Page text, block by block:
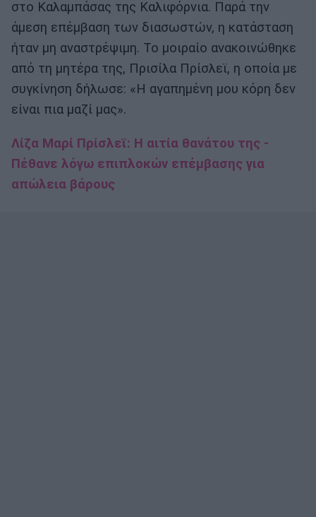
στο Καλαμπάσας της Καλιφόρνια. Παρά την
άμεση επέμβαση των διασωστών, η κατάσταση
ήταν μη αναστρέψιμη. Το μοιραίο ανακοινώθηκε
από τη μητέρα της, Πρισίλα Πρίσλεϊ, η οποία με
συγκίνηση δήλωσε: «Η αγαπημένη μου κόρη δεν
είναι πια μαζί μας».
Λίζα Μαρί Πρίσλεϊ: Η αιτία θανάτου της -
Πέθανε λόγω επιπλοκών επέμβασης για
απώλεια βάρους